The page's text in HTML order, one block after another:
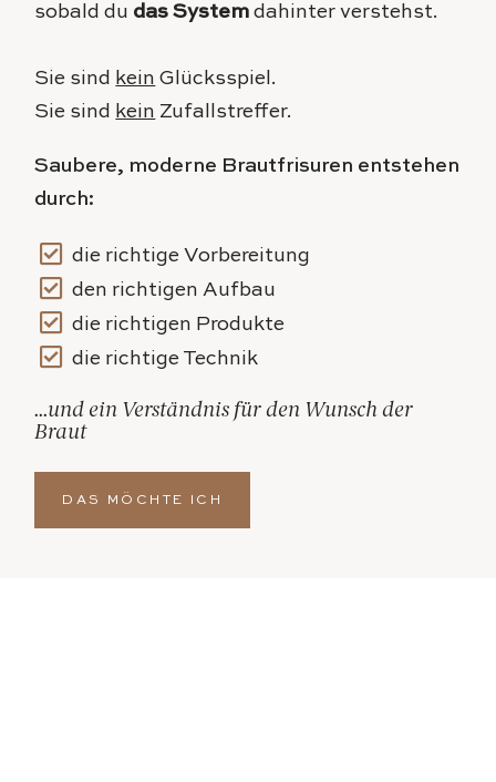
sobald du das System dahinter verstehst.
Sie sind kein Glücksspiel.
Sie sind kein Zufallstreffer.
Saubere, moderne Brautfrisuren entstehen
durch:
die richtige Vorbereitung
den richtigen Aufbau
die richtigen Produkte
die richtige Technik
...und ein Verständnis für den Wunsch der
Braut
DAS MÖCHTE ICH